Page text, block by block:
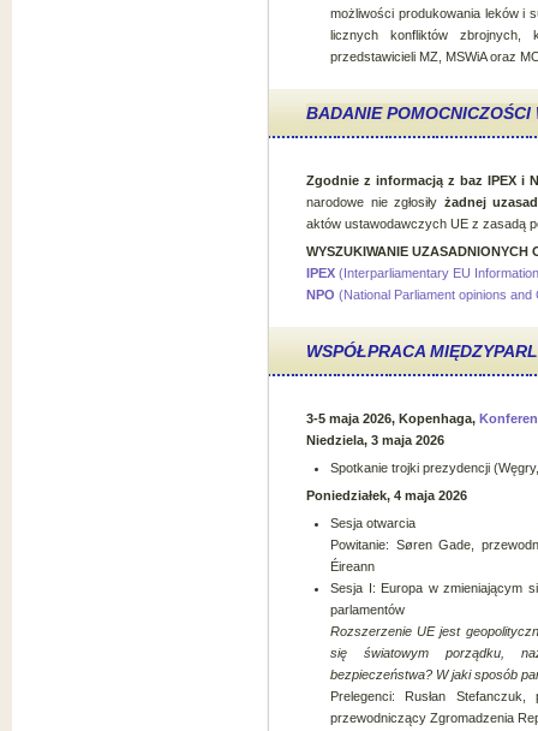
możliwości produkowania leków i
licznych konfliktów zbrojnych,
przedstawicieli MZ, MSWiA oraz
BADANIE
Zgodnie z informacją z baz IPEX i
narodowe nie zgłosiły żadnej
aktów ustawodawczych UE z zasadą
WYSZUKIWANIE UZASADNIONYCH
IPEX (Interparliamentary EU
NPO (National Parliament opinions
WSPÓŁPRACA
3-5 maja 2026, Kopenhaga,
Niedziela, 3 maja 2026
Spotkanie trojki prezydencji
Poniedziałek, 4 maja 2026
Sesja otwarcia
Powitanie: Søren Gade,
Éireann
Sesja I: Europa w zmieniającym
parlamentów
Rozszerzenie UE jest
się światowym porządku,
bezpieczeństwa? W jaki sposób
Prelegenci: Rusłan
przewodniczący Zgromadzenia